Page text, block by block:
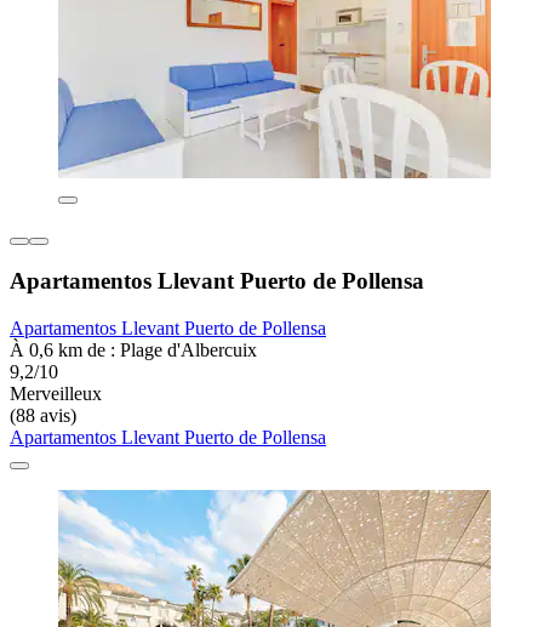
Apartamentos Llevant Puerto de Pollensa
Apartamentos Llevant Puerto de Pollensa
À 0,6 km de : Plage d'Albercuix
9,2/10
Merveilleux
(88 avis)
Apartamentos Llevant Puerto de Pollensa